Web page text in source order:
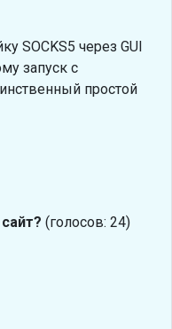
SOCKS5 через GUI
запуск с
простой
(голосов: 24)